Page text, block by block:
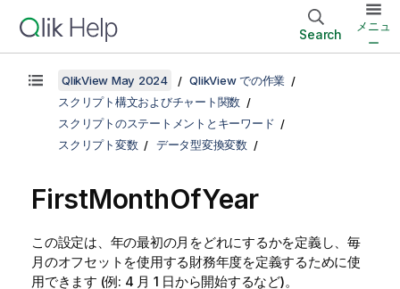
Search
メニュ
ー
QlikView May 2024
QlikView での作業
スクリプト構文およびチャート関数
スクリプトのステートメントとキーワード
スクリプト変数
データ型変換変数
FirstMonthOfYear
この設定は、年の最初の月をどれにするかを定義し、毎
月のオフセットを使用する財務年度を定義するために使
用できます (例: 4 月 1 日から開始するなど)。